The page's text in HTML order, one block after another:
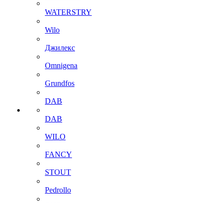
WATERSTRY
Wilo
Джилекс
Omnigena
Grundfos
DAB
DAB
WILO
FANCY
STOUT
Pedrollo